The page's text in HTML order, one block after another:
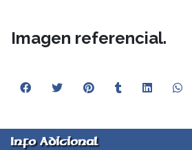
Imagen referencial.
Info Adicional